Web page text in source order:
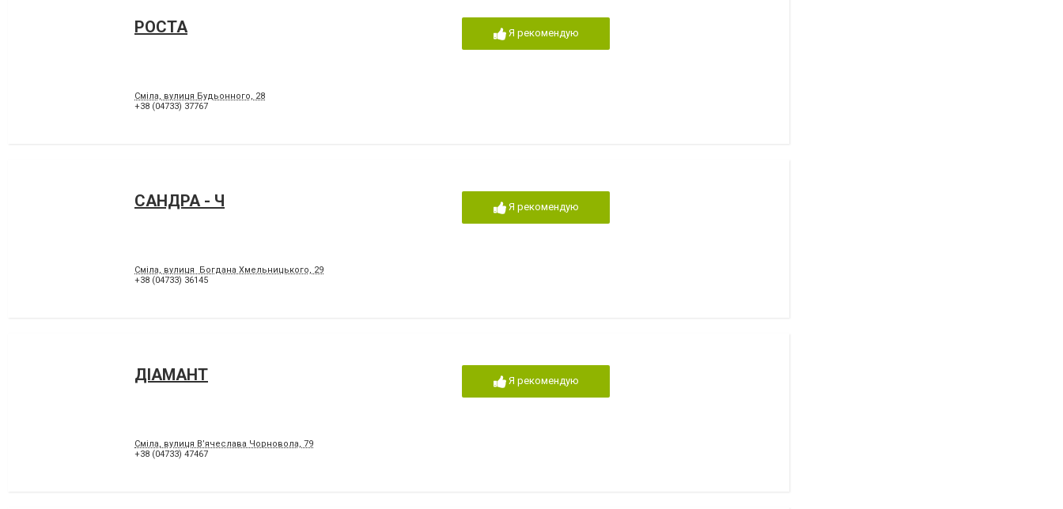
РОСТА
Сміла, вулиця Будьонного, 28
+38 (04733) 37767
Я рекомендую
САНДРА - Ч
Сміла, вулиця Богдана Хмельницького, 29
+38 (04733) 36145
Я рекомендую
ДІАМАНТ
Сміла, вулиця В’ячеслава Чорновола, 79
+38 (04733) 47467
Я рекомендую